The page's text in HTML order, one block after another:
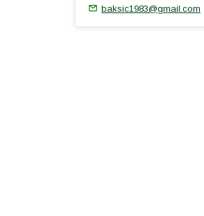
baksic1983@gmail.com